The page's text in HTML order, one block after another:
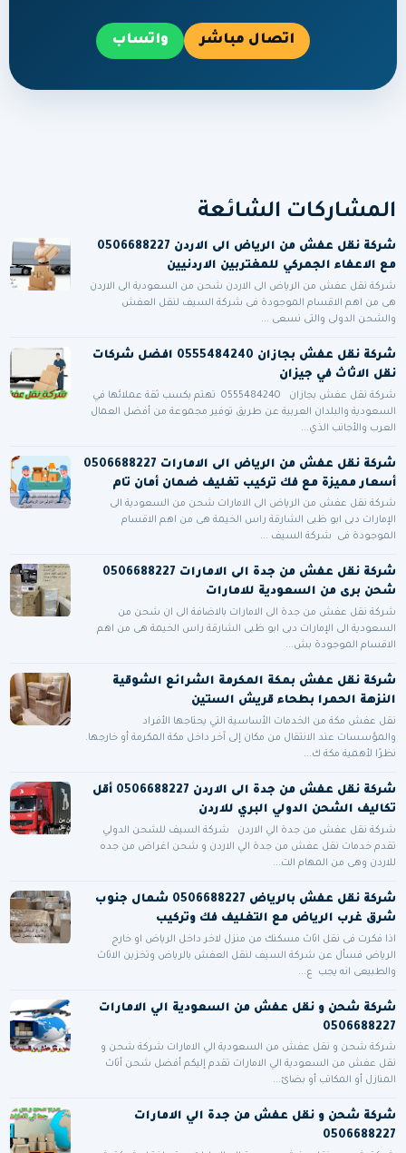
اتصال مباشر واتساب
المشاركات الشائعة
شركة نقل عفش من الرياض الى الاردن 0506688227
مع الاعفاء الجمركي للمغتربين الاردنيين
شركة نقل عفش من الرياض الى الاردن شحن من السعودية الى الاردن
هى من اهم الاقسام الموجودة فى شركة السيف لنقل العفش
والشحن الدولى والتى نسعى ...
شركة نقل عفش بجازان 0555484240 افضل شركات
نقل الاثاث في جيزان
شركة نقل عفش بجازان 0555484240 تهتم بكسب ثقة عملائها في
السعودية والبلدان العربية عن طريق توفير مجموعة من أفضل العمال
العرب والأجانب الذي...
شركة نقل عفش من الرياض الى الامارات 0506688227
أسعار مميزة مع فك تركيب تغليف ضمان أمان تام
شركة نقل عفش من الرياض الى الامارات شحن من السعودية الى
الإمارات دبى ابو ظبى الشارقة راس الخيمة هى من اهم الاقسام
الموجودة فى شركة السيف ...
شركة نقل عفش من جدة الى الامارات 0506688227
شحن برى من السعودية للامارات
شركة نقل عفش من جدة الى الامارات بالاضافة الى ان شحن من
السعودية الى الإمارات دبى ابو ظبى الشارقة راس الخيمة هى من اهم
الاقسام الموجودة بش...
شركة نقل عفش بمكة المكرمة الشرائع الشوقية
النزهة الحمرا بطحاء قريش الستين
نقل عفش مكة من الخدمات الأساسية التي يحتاجها الأفراد
والمؤسسات عند الانتقال من مكان إلى آخر داخل مكة المكرمة أو خارجها.
نظرًا لأهمية مكة ك...
شركة نقل عفش من جدة الى الاردن 0506688227 أقل
تكاليف الشحن الدولي البري للاردن
شركة نقل عفش من جدة الي الاردن شركة السيف للشحن الدولي
تقدم خدمات نقل عفش من جدة الي الاردن و شحن اغراض من جده
للاردن وهى من المهام الت...
شركة نقل عفش بالرياض 0506688227 شمال جنوب
شرق غرب الرياض مع التغليف فك وتركيب
اذا فكرت فى نقل اثاث مسكنك من منزل لاخر داخل الرياض او خارج
الرياض فسأل عن شركة السيف لنقل العفش بالرياض وتخزين الاثاث
والطبيعى انه يجب ع...
شركة شحن و نقل عفش من السعودية الي الامارات
0506688227
شركة شحن و نقل عفش من السعودية الي الامارات شركة شحن و
نقل عفش من السعودية الي الامارات تقدم إليكم أفضل شحن أثاث
المنازل أو المكاتب أو بضائ...
شركة شحن و نقل عفش من جدة الي الامارات
0506688227